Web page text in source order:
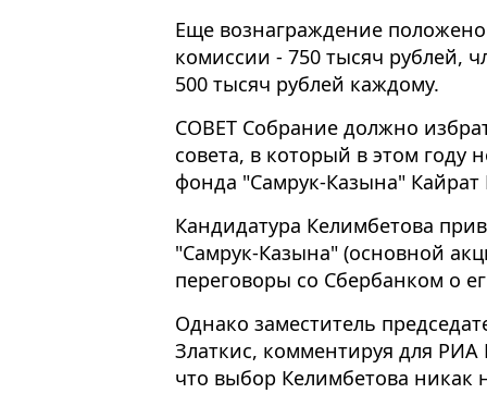
Еще вознаграждение
комиссии - 750 тысяч рублей,
500 тысяч рублей каждому.
СОВЕТ Собрание должно
совета, в который в этом году
фонда "Самрук-Казына" Кайрат
Кандидатура Келимбетова
"Самрук-Казына" (основной
переговоры со Сбербанком о
Однако заместитель
Златкис, комментируя для РИА
что выбор Келимбетова никак